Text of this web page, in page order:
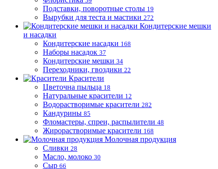
Подставки, поворотные столы 19
Вырубки для теста и мастики 272
Кондитерские мешки
и насадки
Кондитерские насадки 168
Наборы насадок 37
Кондитерские мешки 34
Переходники, гвоздики 22
Красители
Цветочна пыльца 18
Натуральные красители 12
Водорастворимые красители 282
Кандурины 85
Фломастеры, спреи, распылители 48
Жирорастворимые красители 168
Молочная продукция
Сливки 28
Масло, молоко 30
Сыр 66